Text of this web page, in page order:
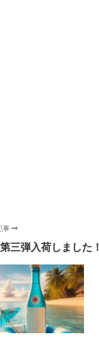
事
三弾入荷しました！